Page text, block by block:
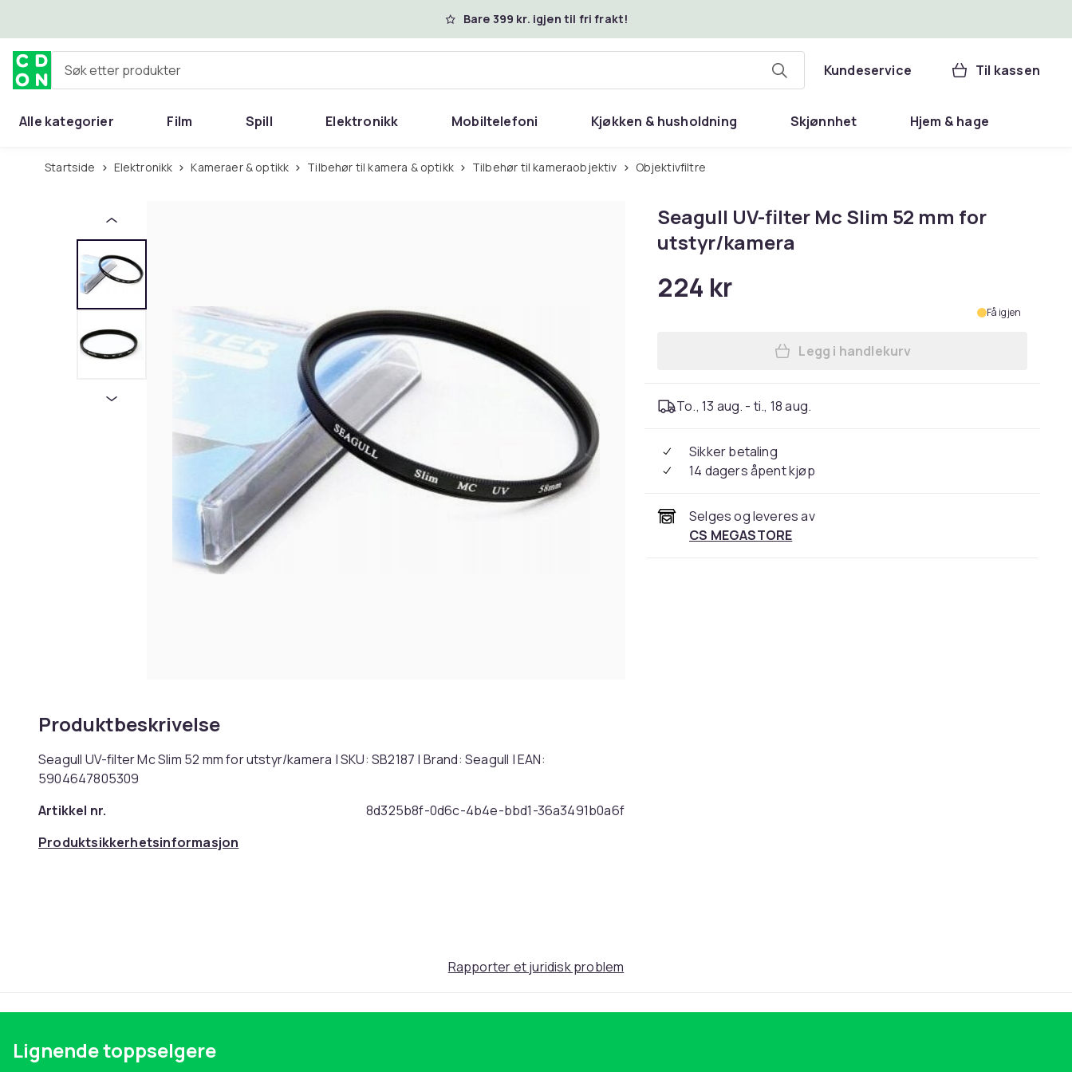
Bare 399 kr. igjen til fri frakt!
Søk etter produkter Kundeservice Til kassen
Alle kategorier Film Spill Elektronikk Mobiltelefoni Kjøkken & husholdning Skjønnhet Hjem & hage
Startside Elektronikk Kameraer & optikk Tilbehør til kamera & optikk Tilbehør til kameraobjektiv Objektivfiltre
Produktbeskrivelse
Seagull UV-filter Mc Slim 52 mm for utstyr/kamera | SKU: SB2187 | Brand: Seagull | EAN:
5904647805309
Artikkel nr.
8d325b8f-0d6c-4b4e-bbd1-36a3491b0a6f
Produktsikkerhetsinformasjon
Seagull UV-filter Mc Slim 52 mm for
utstyr/kamera
224 kr
Få igjen
Legg Seagull UV-filter Mc Slim 52
Legg i handlekurv
To., 13 aug. - ti., 18 aug.
Sikker betaling
14 dagers åpent kjøp
Selges og leveres av
CS MEGASTORE
Rapporter et juridisk problem
Lignende toppselgere